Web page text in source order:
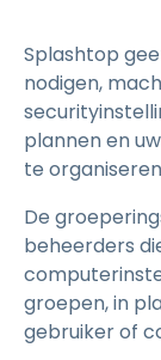
Splashtop
nodigen,
plannen en
te
De
beheerders
groepen, in
gebruiker of